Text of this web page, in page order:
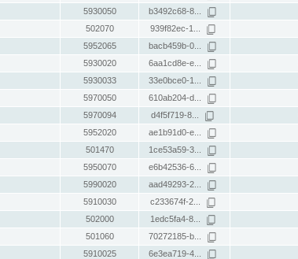
5930050 b3492c68-8...
502070 939f82ec-1...
5952065 bacb459b-0...
5930020 6aa1cd8e-e...
5930033 33e0bce0-1...
5970050 610ab204-d...
5970094 d4f5f719-8...
5952020 ae1b91d0-e...
501470 1ce53a59-3...
5950070 e6b42536-6...
5990020 aad49293-2...
5910030 c233674f-2...
502000 1edc5fa4-8...
501060 70272185-b...
5910025 6e3ea719-4...